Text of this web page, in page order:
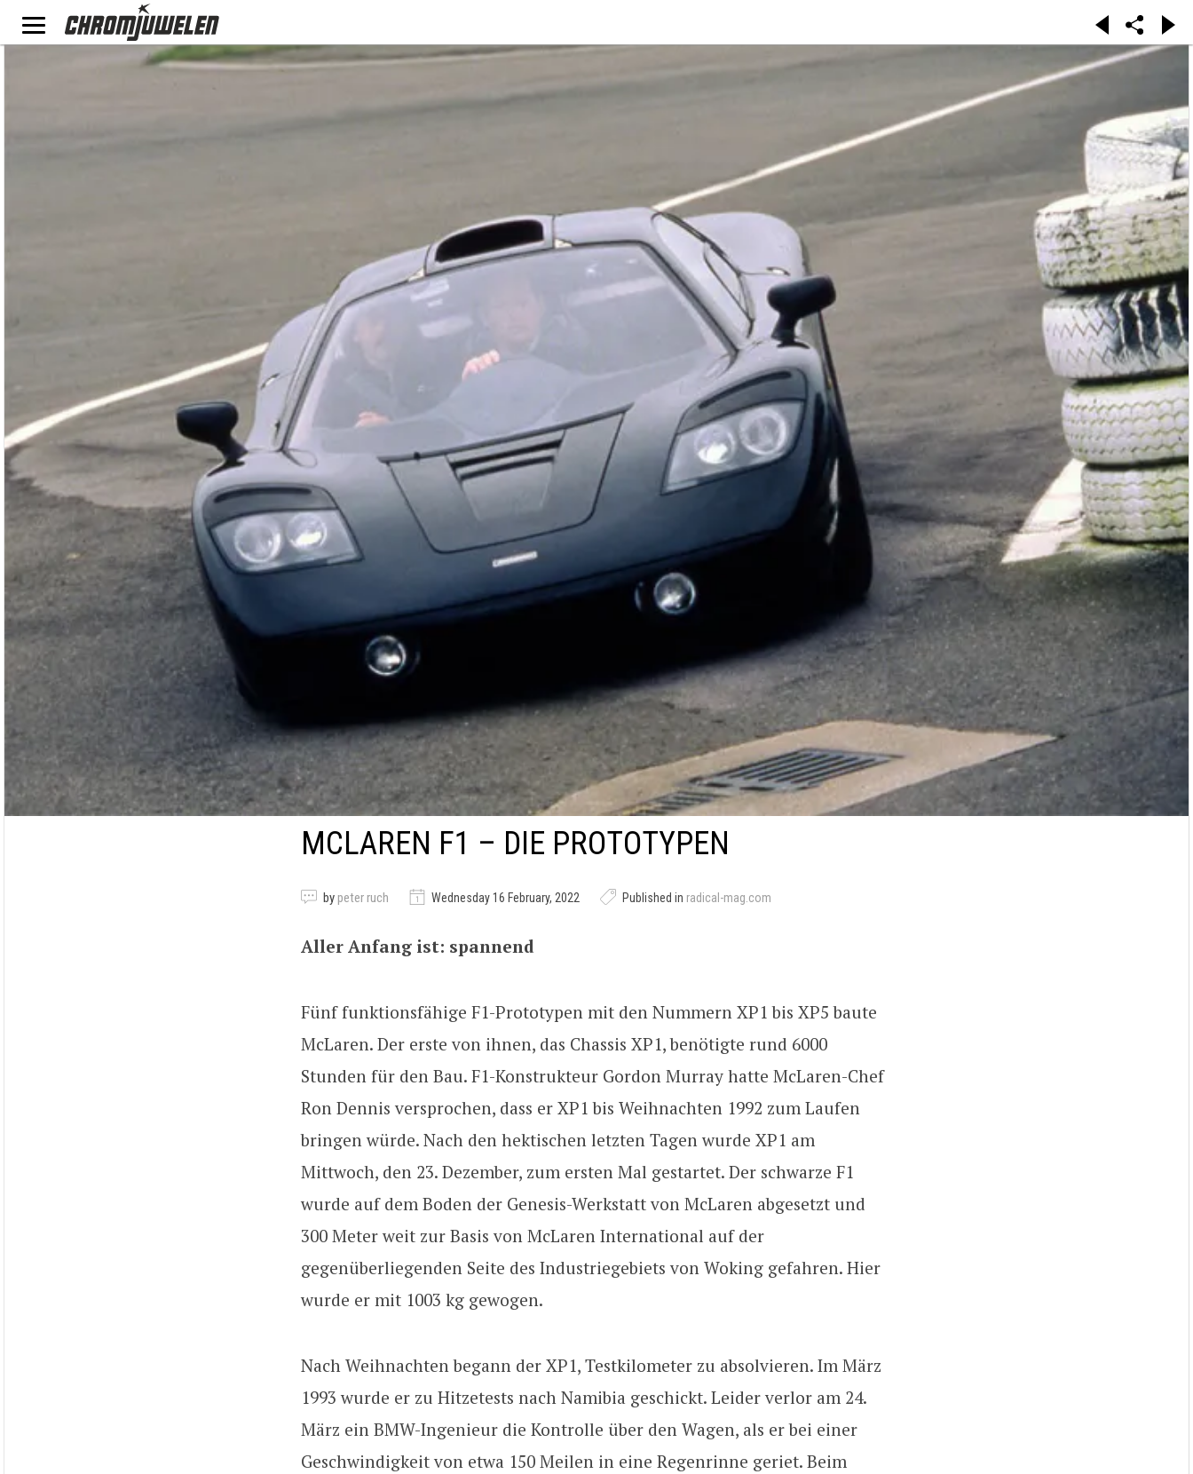
MCLAREN F1 – DIE PROTOTYPEN
by peter ruch Wednesday 16 February, 2022 Published in radical-mag.com
Aller Anfang ist: spannend
Fünf funktionsfähige F1-Prototypen mit den Nummern XP1 bis XP5 baute
McLaren. Der erste von ihnen, das Chassis XP1, benötigte rund 6000
Stunden für den Bau. F1-Konstrukteur Gordon Murray hatte McLaren-Chef
Ron Dennis versprochen, dass er XP1 bis Weihnachten 1992 zum Laufen
bringen würde. Nach den hektischen letzten Tagen wurde XP1 am
Mittwoch, den 23. Dezember, zum ersten Mal gestartet. Der schwarze F1
wurde auf dem Boden der Genesis-Werkstatt von McLaren abgesetzt und
300 Meter weit zur Basis von McLaren International auf der
gegenüberliegenden Seite des Industriegebiets von Woking gefahren. Hier
wurde er mit 1003 kg gewogen.
Nach Weihnachten begann der XP1, Testkilometer zu absolvieren. Im März
1993 wurde er zu Hitzetests nach Namibia geschickt. Leider verlor am 24.
März ein BMW-Ingenieur die Kontrolle über den Wagen, als er bei einer
Geschwindigkeit von etwa 150 Meilen in eine Regenrinne geriet. Beim